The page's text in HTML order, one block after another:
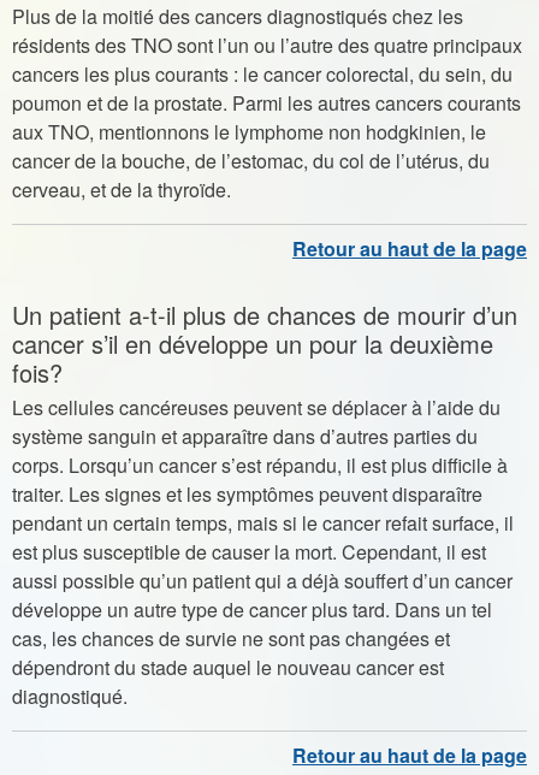
Plus de la moitié des cancers diagnostiqués chez les
résidents des TNO sont l’un ou l’autre des quatre principaux
cancers les plus courants : le cancer colorectal, du sein, du
poumon et de la prostate. Parmi les autres cancers courants
aux TNO, mentionnons le lymphome non hodgkinien, le
cancer de la bouche, de l’estomac, du col de l’utérus, du
cerveau, et de la thyroïde.
Un patient a-t-il plus de chances de mourir d’un
cancer s’il en développe un pour la deuxième
fois?
Les cellules cancéreuses peuvent se déplacer à l’aide du
système sanguin et apparaître dans d’autres parties du
corps. Lorsqu’un cancer s’est répandu, il est plus difficile à
traiter. Les signes et les symptômes peuvent disparaître
pendant un certain temps, mais si le cancer refait surface, il
est plus susceptible de causer la mort. Cependant, il est
aussi possible qu’un patient qui a déjà souffert d’un cancer
développe un autre type de cancer plus tard. Dans un tel
cas, les chances de survie ne sont pas changées et
dépendront du stade auquel le nouveau cancer est
diagnostiqué.